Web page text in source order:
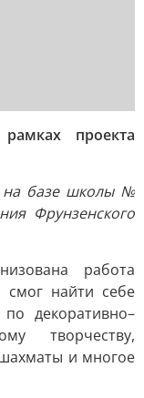
проекта
на базе школы №
Фрунзенского
работа
смог найти себе
декоративно–
творчеству,
и многое